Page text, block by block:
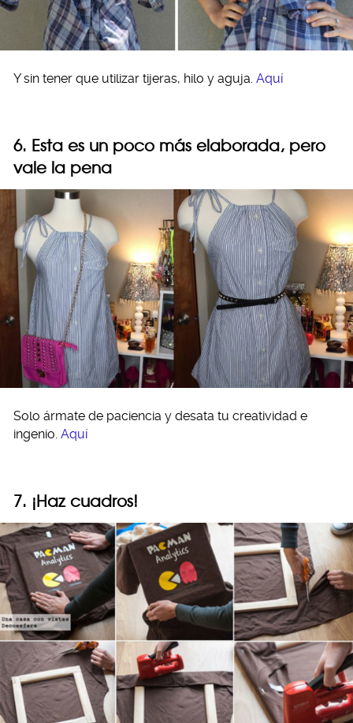
Y sin tener que utilizar tijeras, hilo y aguja. Aquí
6. Esta es un poco más elaborada, pero
vale la pena
Solo ármate de paciencia y desata tu creatividad e
ingenio. Aquí
7. ¡Haz cuadros!